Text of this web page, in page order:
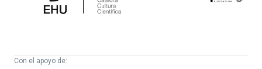
Científica
Con el apoyo de: